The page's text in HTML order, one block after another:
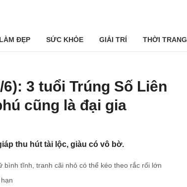
LÀM ĐẸP SỨC KHỎE GIẢI TRÍ THỜI TRANG
3 tuổi Trúng Số Liên
cũng là đại gia
thu hút tài lộc, giàu có vô bờ.
tĩnh, tranh cãi nhỏ có thể kéo theo rắc rối lớn